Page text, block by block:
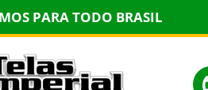
PARA TODO BRASIL